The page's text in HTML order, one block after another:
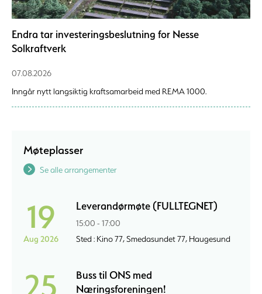
Endra tar investeringsbeslutning for Nesse
Solkraftverk
07.08.2026
Inngår nytt langsiktig kraftsamarbeid med REMA 1000.
Møteplasser
Se alle arrangementer
19
Aug 2026
Leverandørmøte (FULLTEGNET)
15:00 - 17:00
Sted : Kino 77, Smedasundet 77, Haugesund
25
Buss til ONS med
Næringsforeningen!